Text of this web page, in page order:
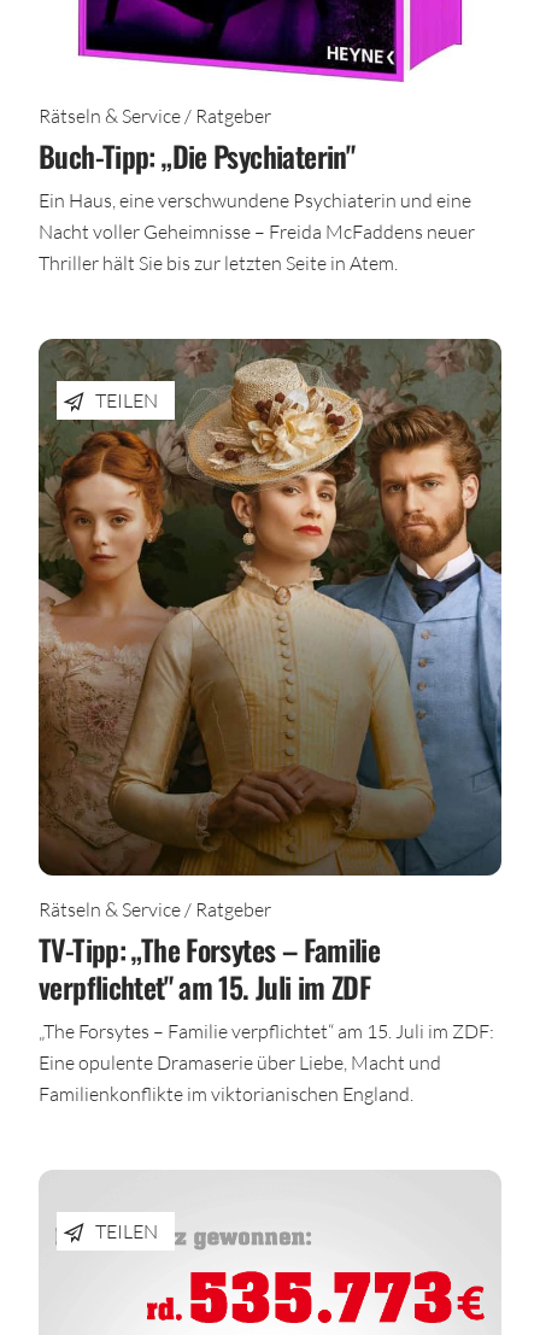
Rätseln & Service / Ratgeber
Buch-Tipp: „Die Psychiaterin"
Ein Haus, eine verschwundene Psychiaterin und eine
Nacht voller Geheimnisse – Freida McFaddens neuer
Thriller hält Sie bis zur letzten Seite in Atem.
TEILEN
Rätseln & Service / Ratgeber
TV-Tipp: „The Forsytes – Familie
verpflichtet" am 15. Juli im ZDF
„The Forsytes – Familie verpflichtet“ am 15. Juli im ZDF:
Eine opulente Dramaserie über Liebe, Macht und
Familienkonflikte im viktorianischen England.
TEILEN